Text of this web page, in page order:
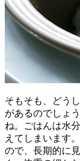
そもそも、どう
があるのでしょ
ね。ごはんは水
えてしまいます
ので、長期的に